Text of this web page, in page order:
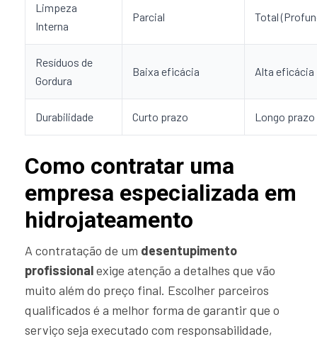
Limpeza
Interna
Parcial Total
Resíduos de
Gordura
Baixa eficácia Alta eficácia
Durabilidade Curto prazo Longo prazo
Como contratar uma
empresa especializada em
hidrojateamento
A contratação de um desentupimento
profissionalexige atenção a detalhes que vão
muito além do preço final. Escolher parceiros
qualificados é a melhor forma de garantir que o
serviço seja executado com responsabilidade,